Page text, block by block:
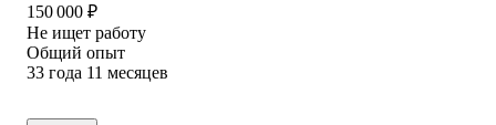
150 000 ₽
Не ищет работу
Общий опыт
33 года 11 месяцев